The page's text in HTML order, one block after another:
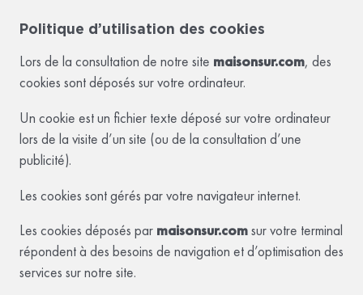
Politique d’utilisation des cookies
Lors de la consultation de notre site maisonsur.com, des
cookies sont déposés sur votre ordinateur.
Un cookie est un fichier texte déposé sur votre ordinateur
lors de la visite d’un site (ou de la consultation d’une
publicité).
Les cookies sont gérés par votre navigateur internet.
Les cookies déposés par maisonsur.comsur votre terminal
répondent à des besoins de navigation et d’optimisation des
services sur notre site.